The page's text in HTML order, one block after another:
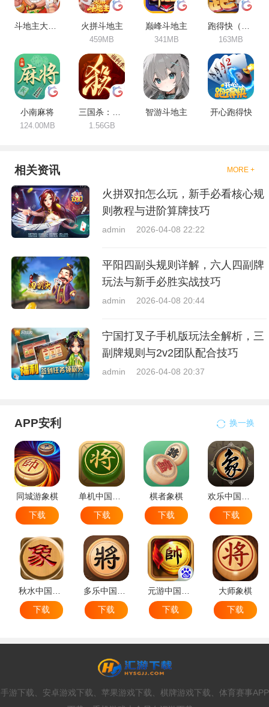
斗地主大作战 火拼斗地主
459MB
巅峰斗地主
341MB 163MB
小南麻将
124.00MB
三国杀：一将成名
1.56GB
智游斗地主 开心跑得快
相关资讯 MORE +
火拼双扣怎么玩，新手必看核心规
则教程与进阶算牌技巧
admin 2026-04-08 22:22
平阳四副头规则详解，六人四副牌
玩法与新手必胜实战技巧
admin 2026-04-08 20:44
宁国打叉子手机版玩法全解析，三
副牌规则与2v2团队配合技巧
admin 2026-04-08 20:37
APP安利 换一换
同城游象棋
下载
单机中国象棋
下载
棋者象棋
下载
欢乐中国象棋
下载
秋水中国象棋
下载
多乐中国象棋
下载
元游中国象棋
下载
大师象棋
下载
手游下载、安卓游戏下载、苹果游戏下载、棋牌游戏下载、体育赛事APP